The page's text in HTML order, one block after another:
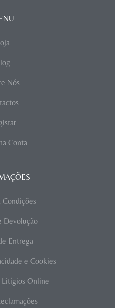
Nós
Conta
Devolução
Entrega
e Cookies
Litígios Online